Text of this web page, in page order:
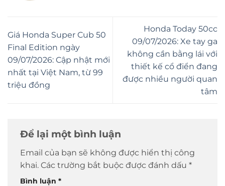
Giá Honda Super Cub 50
Final Edition ngày
09/07/2026: Cập nhật mới
nhất tại Việt Nam, từ 99
triệu đồng
Honda Today 50cc
09/07/2026: Xe tay ga
không cần bằng lái với
thiết kế cổ điển đang
được nhiều người quan
tâm
Để lại một bình luận
Email của bạn sẽ không được hiển thị công
khai. Các trường bắt buộc được đánh dấu *
Bình luận *